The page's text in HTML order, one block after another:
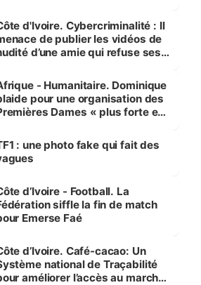
Transports
d'Ivoire. Cybercriminalité : Il
de publier les vidéos de
d’une amie qui refuse ses
- Humanitaire. Dominique
pour une organisation des
Dames « plus forte et
la scène internationale »
: une photo fake qui fait des
d’Ivoire - Football. La
siffle la fin de match
Emerse Faé
d’Ivoire. Café-cacao: Un
national de Traçabilité
améliorer l’accès au marché